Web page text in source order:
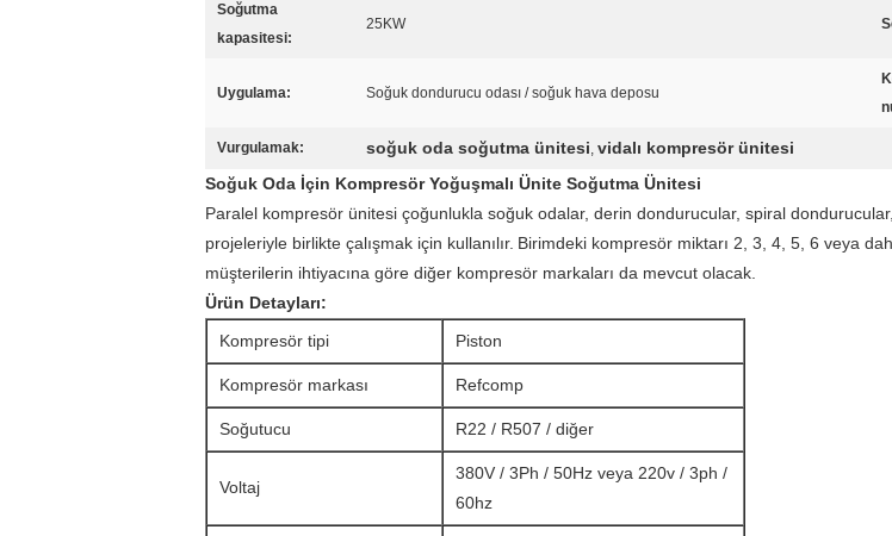
Soğutma
kapasitesi:
25KW
Uygulama: Soğuk dondurucu odası / soğuk hava deposu
Vurgulamak: soğuk oda soğutma ünitesi, vidalı kompresör ünitesi
Soğuk Oda İçin Kompresör Yoğuşmalı Ünite Soğutma Ünitesi
Paralel kompresör ünitesi çoğunlukla soğuk odalar, derin dondurucular, spiral
projeleriyle birlikte çalışmak için kullanılır. Birimdeki kompresör miktarı 2, 3, 4, 5, 6 veya
müşterilerin ihtiyacına göre diğer kompresör markaları da mevcut olacak.
Ürün Detayları:
Kompresör tipi
Piston
Kompresör markası Refcomp
Soğutucu R22 / R507 / diğer
Voltaj
380V / 3Ph / 50Hz veya 220v / 3ph /
60hz